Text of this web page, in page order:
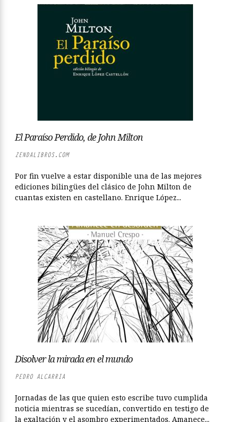
El Paraíso Perdido, de John Milton
ZENDALIBROS.COM
Por fin vuelve a estar disponible una de las mejores
ediciones bilingües del clásico de John Milton de
cuantas existen en castellano. Enrique López...
Disolver la mirada en el mundo
PEDRO ALCARRIA
Jornadas de las que quien esto escribe tuvo cumplida
noticia mientras se sucedían, convertido en testigo de
la exaltación y el asombro experimentados. Amanece...